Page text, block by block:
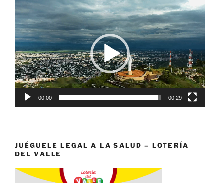
Reproductor
de
vídeo
00:00 00:29
JUÉGUELE LEGAL A LA SALUD – LOTERÍA
DEL VALLE